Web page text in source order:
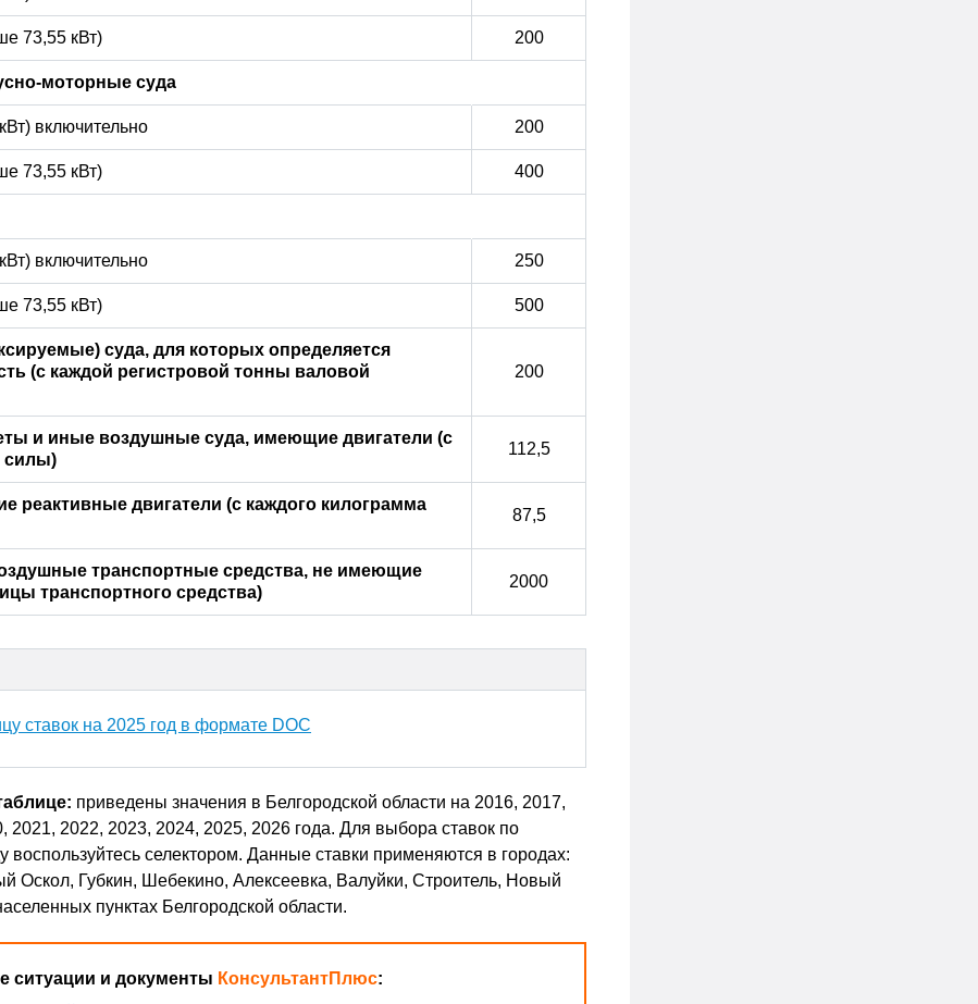
73,55 кВт) 200
моторные суда
включительно 200
73,55 кВт) 400
включительно 250
73,55 кВт) 500
суда, для которых определяется
(с каждой регистровой тонны валовой
200
и иные воздушные суда, имеющие двигатели (с
силы)
112,5
реактивные двигатели (с каждого килограмма
87,5
транспортные средства, не имеющие
транспортного средства)
2000
ставок на 2025 год в формате DOC
приведены значения в Белгородской области на 2016, 2017,
2021, 2022, 2023, 2024, 2025, 2026 года. Для выбора ставок по
воспользуйтесь селектором. Данные ставки применяются в городах:
Оскол, Губкин, Шебекино, Алексеевка, Валуйки, Строитель, Новый
пунктах Белгородской области.
ситуации и документы КонсультантПлюс: